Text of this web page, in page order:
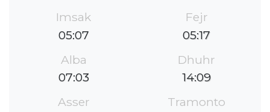
Imsak
05:07
Fejr
05:17
Alba
07:03
Dhuhr
14:09
Asser
Tramonto